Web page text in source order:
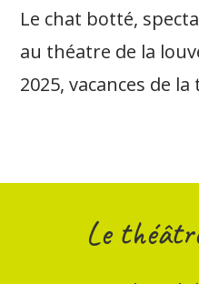
Le chat botté,
au théatre de la
2025, vacances de
Le